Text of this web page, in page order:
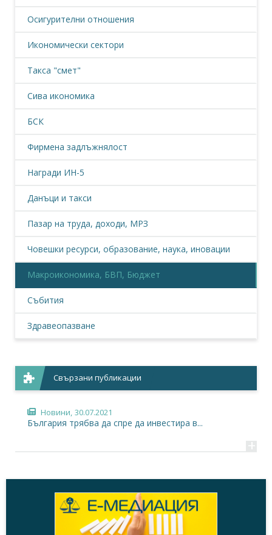
Осигурителни отношения
Икономически сектори
Такса "смет"
Сива икономика
БСК
Фирмена задлъжнялост
Награди ИН-5
Данъци и такси
Пазар на труда, доходи, МРЗ
Човешки ресурси, образование, наука, иновации
Макроикономика, БВП, Бюджет
Събития
Здравеопазване
Свързани публикации
Новини, 30.07.2021
България трябва да спре да инвестира в...
+